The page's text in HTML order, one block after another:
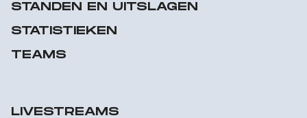
STANDEN EN UITSLAGEN
STATISTIEKEN
TEAMS
LIVESTREAMS